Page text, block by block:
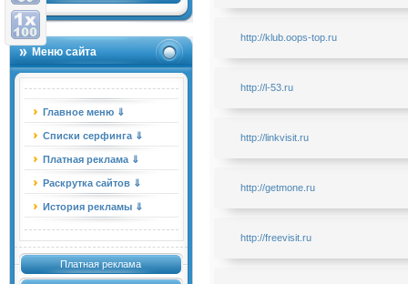
Меню сайта
Главное меню ⇓
Списки серфинга ⇓
Платная реклама ⇓
Раскрутка сайтов ⇓
История рекламы ⇓
Платная реклама
http://klub.oops-top.ru
http://l-53.ru
http://linkvisit.ru
http://getmone.ru
http://freevisit.ru